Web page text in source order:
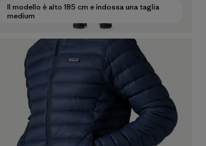
Il modello è alto 185 cm e indossa una taglia
medium